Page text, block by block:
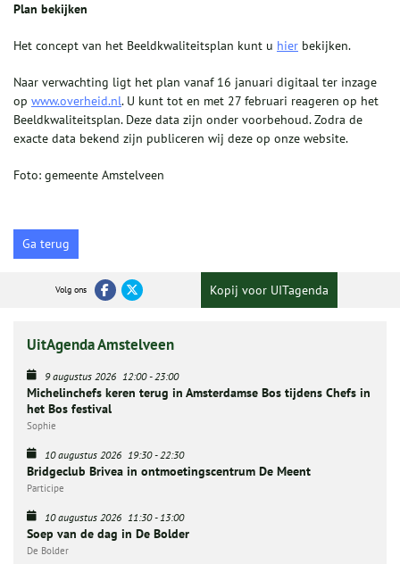
Plan bekijken
Het concept van het Beeldkwaliteitsplan kunt u hier bekijken.
Naar verwachting ligt het plan vanaf 16 januari digitaal ter inzage
op www.overheid.nl. U kunt tot en met 27 februari reageren op het
Beeldkwaliteitsplan. Deze data zijn onder voorbehoud. Zodra de
exacte data bekend zijn publiceren wij deze op onze website.
Foto: gemeente Amstelveen
Ga terug
Volg ons Kopij voor UITagenda
UitAgenda Amstelveen
9 augustus 2026 12:00-23:00
Michelinchefs keren terug in Amsterdamse Bos tijdens Chefs in
het Bos festival
Sophie
10 augustus 2026 19:30-22:30
Bridgeclub Brivea in ontmoetingscentrum De Meent
Participe
10 augustus 2026 11:30-13:00
Soep van de dag in De Bolder
De Bolder